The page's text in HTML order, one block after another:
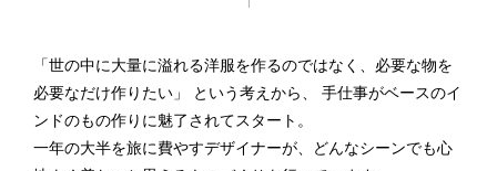
全てのブランド
UNIVERSAL PRODUCTS.
「世の中に大量に溢れる洋服を作るのではなく、必要な物を
必要なだけ作りたい」 という考えから、 手仕事がベースのイ
ンドのもの作りに魅了されてスタート。
一年の大半を旅に費やすデザイナーが、どんなシーンでも心